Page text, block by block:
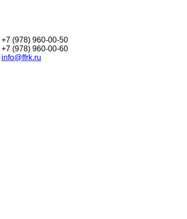
+7 (978) 960-00-50
+7 (978) 960-00-60
info@ffrk.ru